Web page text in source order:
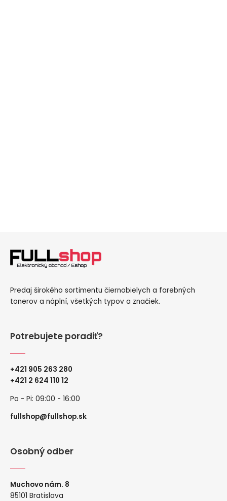
Predaj širokého sortimentu čiernobielych a farebných
tonerov a náplní, všetkých typov a značiek.
Potrebujete poradiť?
+421 905 263 280
+421 2 624 110 12
Po - Pi: 09:00 - 16:00
fullshop@fullshop.sk
Osobný odber
Muchovo nám. 8
85101 Bratislava